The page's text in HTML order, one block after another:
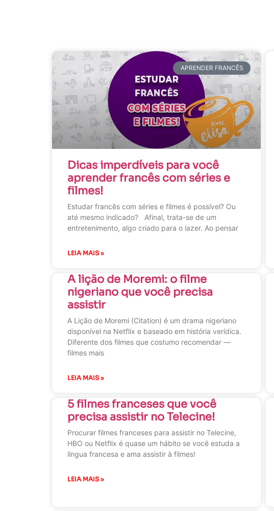
APRENDER FRANCÊS
Dicas imperdíveis para você
aprender francês com séries e
filmes!
Estudar francês com séries e filmes é possível? Ou
até mesmo indicado? Afinal, trata-se de um
entretenimento, algo criado para o lazer. Ao pensar
LEIA MAIS »
A lição de Moremi: o filme
nigeriano que você precisa
assistir
A Lição de Moremi (Citation) é um drama nigeriano
disponível na Netflix e baseado em história verídica.
Diferente dos filmes que costumo recomendar —
filmes mais
LEIA MAIS »
5 filmes franceses que você
precisa assistir no Telecine!
Procurar filmes franceses para assistir no Telecine,
HBO ou Netflix é quase um hábito se você estuda a
língua francesa e ama assistir à filmes!
LEIA MAIS »